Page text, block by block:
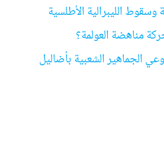
الليبرالية الأطلسية
مناهضة العولمة؟
الجماهير الشعبية بأضاليل